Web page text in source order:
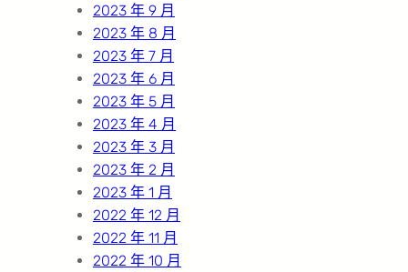
2023 年 9 月
2023 年 8 月
2023 年 7 月
2023 年 6 月
2023 年 5 月
2023 年 4 月
2023 年 3 月
2023 年 2 月
2023 年 1 月
2022 年 12 月
2022 年 11 月
2022 年 10 月